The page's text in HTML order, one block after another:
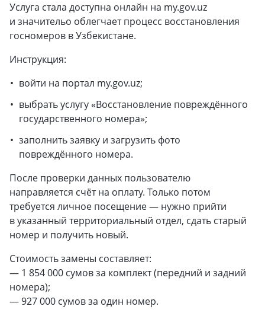
Услуга стала доступна онлайн на my.gov.uz
и значительо облегчает процесс восстановления
госномеров в Узбекистане.
Инструкция:
войти на портал my.gov.uz;
выбрать услугу «Восстановление повреждённого
государственного номера»;
заполнить заявку и загрузить фото
повреждённого номера.
После проверки данных пользователю
направляется счёт на оплату. Только потом
требуется личное посещение — нужно прийти
в указанный территориальный отдел, сдать старый
номер и получить новый.
Стоимость замены составляет:
— 1 854 000 сумов за комплект (передний и задний
номера);
— 927 000 сумов за один номер.